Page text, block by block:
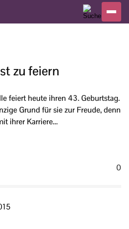
zu feiern
feiert heute ihren 43. Geburtstag.
Grund für sie zur Freude, denn
ihrer Karriere…
0